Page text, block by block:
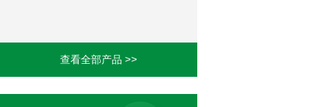
查看全部产品 >>